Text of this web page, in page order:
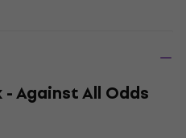
Against All Odds